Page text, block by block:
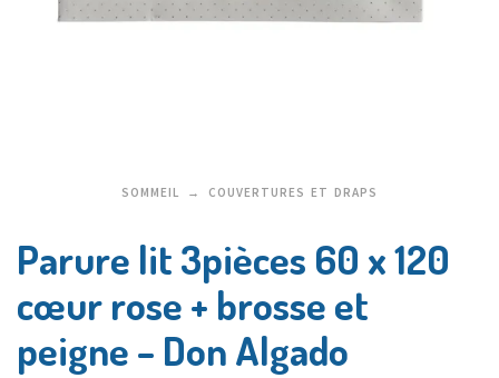
SOMMEIL COUVERTURES ET DRAPS
Parure lit 3pièces 60 x 120
cœur rose + brosse et
peigne – Don Algado